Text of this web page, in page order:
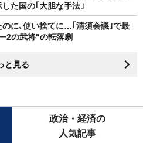
た国の｢大胆な手法｣
に､使い捨てに…｢清須会議｣で最
2の武将"の転落劇
と見る
政治・経済の
人気記事